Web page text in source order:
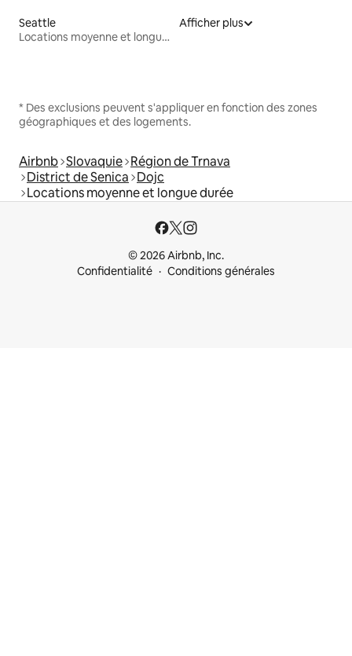
Seattle
Locations moyenne et longue durée
Afficher plus
* Des exclusions peuvent s'appliquer en fonction des zones
géographiques et des logements.
Airbnb Slovaquie Région de Trnava
District de Senica Dojc
Locations moyenne et longue durée
© 2026 Airbnb, Inc.
Confidentialité
Conditions générales